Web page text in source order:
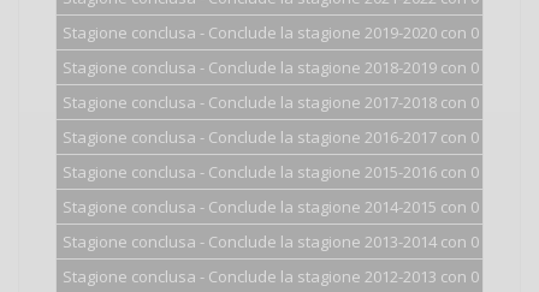
Stagione conclusa - Conclude la stagione 2019-2020 con 0 punti.
Stagione conclusa - Conclude la stagione 2018-2019 con 0 punti.
Stagione conclusa - Conclude la stagione 2017-2018 con 0 punti.
Stagione conclusa - Conclude la stagione 2016-2017 con 0 punti.
Stagione conclusa - Conclude la stagione 2015-2016 con 0 punti.
Stagione conclusa - Conclude la stagione 2014-2015 con 0 punti.
Stagione conclusa - Conclude la stagione 2013-2014 con 0 punti.
Stagione conclusa - Conclude la stagione 2012-2013 con 0 punti.